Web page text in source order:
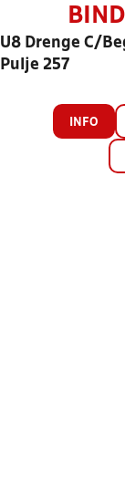
U8 Drenge C/
Pulje 257
INFO